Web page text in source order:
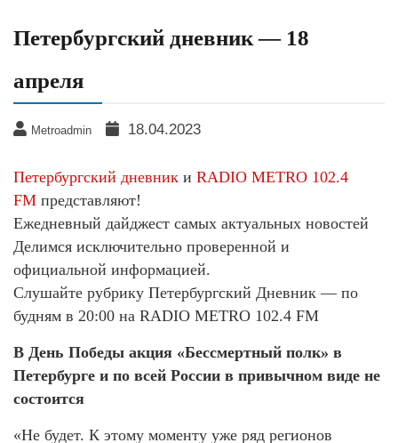
Петербургский дневник — 18
апреля
Metroadmin 18.04.2023
Петербургский дневник и RADIO METRO 102.4
FM представляют!
Ежедневный дайджест самых актуальных новостей
Делимся исключительно проверенной и
официальной информацией.
Слушайте рубрику Петербургский Дневник — по
будням в 20:00 на RADIO METRO 102.4 FM
В День Победы акция «Бессмертный полк» в
Петербурге и по всей России в привычном виде не
состоится
«Не будет. К этому моменту уже ряд регионов